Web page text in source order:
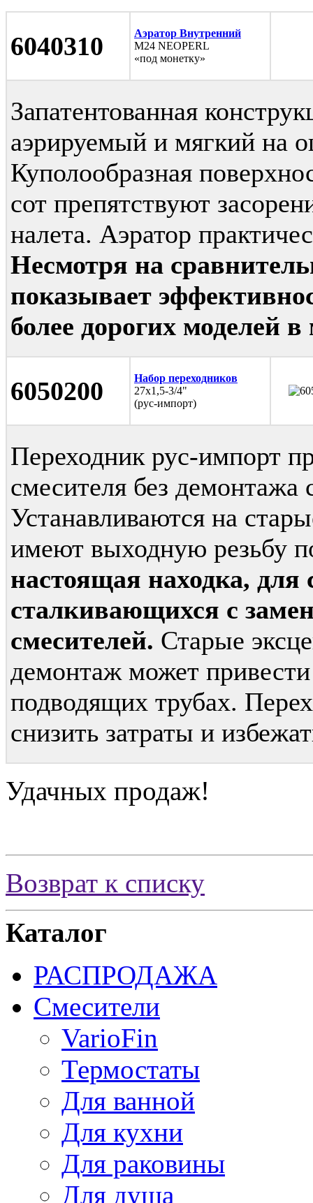
6040310
Аэратор Внутренний
М24 NEOPERL
«под монетку»
Запатентованная
аэрируемый и мягкий на
Куполообразная
сот препятствуют
налета. Аэратор
Несмотря на
показывает
более дорогих моделей
6050200
Набор переходников
27x1,5-3/4"
(рус-импорт)
Переходник рус-импорт
смесителя без демонтажа
Устанавливаются на
имеют выходную резьбу
настоящая находка, для
сталкивающихся с
смесителей. Старые
демонтаж может
подводящих трубах.
снизить затраты и
Удачных продаж!
Возврат к списку
Каталог
РАСПРОДАЖА
Смесители
VarioFin
Термостаты
Для ванной
Для кухни
Для раковины
Для душа